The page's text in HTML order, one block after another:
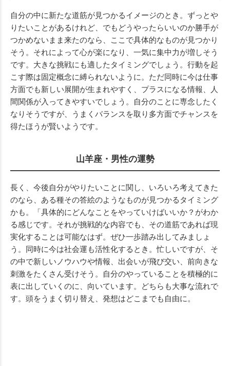
自分の中に新たな道筋が見つかるイメージのとき。ずっとや
りたいことがあるけれど、でもどうやったらいいのか勝手が
つかめないまま来たのなら、ここで具体的なものが見つかり
そう。それによって心が楽になり、一気に集中力が増しそう
です。大きな挑戦にも適したタイミングでしょう。行動を起
こす際は固定概念に縛られないように。ただ同時に今は仕事
方面でも新しい展開が生まれやすく、プラスになる情報、人
間関係が入ってきやすいでしょう。自分のことに専念したく
なりそうですが、うまくバランスを取り多方面でチャンスを
得たほうが賢いようです。
山羊座・男性の運勢
長く、今後自分がやりたいことに関し、いろいろ考えてきた
のなら、ある種その答絵のようなものが見つかるタイミング
かも。「具体的にどんなことをやっていけばいいか？がわか
る感じです。それが挑戦的な内容でも、その道筋であれば現
実化することは可能なはず。ぜひ一歩踏み出してみましょ
う。同時に今は社会運も活性化するとき。忙しいですが、そ
の中で新しいノウハウや情報、出会いが飛び交い、前向きな
刺激をたくさん受けそう。自分のやっていることを積極的に
表に出していくのに、向いています。どちらも大事な流れで
す。頭をうまく切り替え、発想はどこまでも自由に。